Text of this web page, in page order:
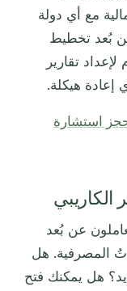
مع أي دولة
عن بُعد تخطيط
تقارير
استشارة
عن بُعد
المصرفية. هل
هل يمكنك فتح